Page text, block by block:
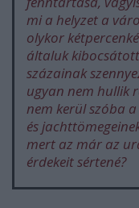
mi a helyzet a
olykor
általuk
százainak
ugyan nem hullik
nem kerül szóba
és
mert az már az
érdekeit sértené?